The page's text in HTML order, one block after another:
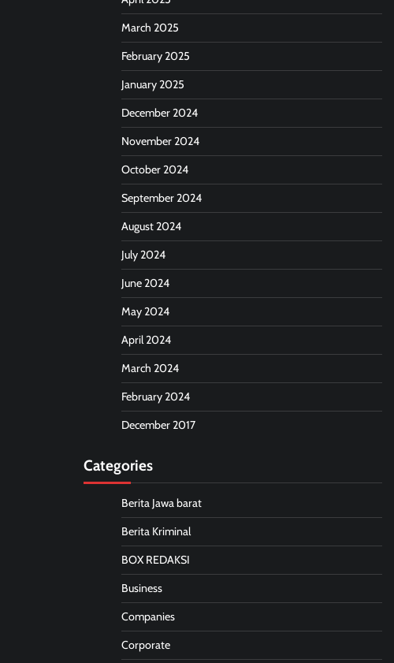
March 2025
February 2025
January 2025
December 2024
November 2024
October 2024
September 2024
August 2024
July 2024
June 2024
May 2024
April 2024
March 2024
February 2024
December 2017
Categories
Berita Jawa barat
Berita Kriminal
BOX REDAKSI
Business
Companies
Corporate